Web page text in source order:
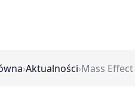
›Aktualności›Mass